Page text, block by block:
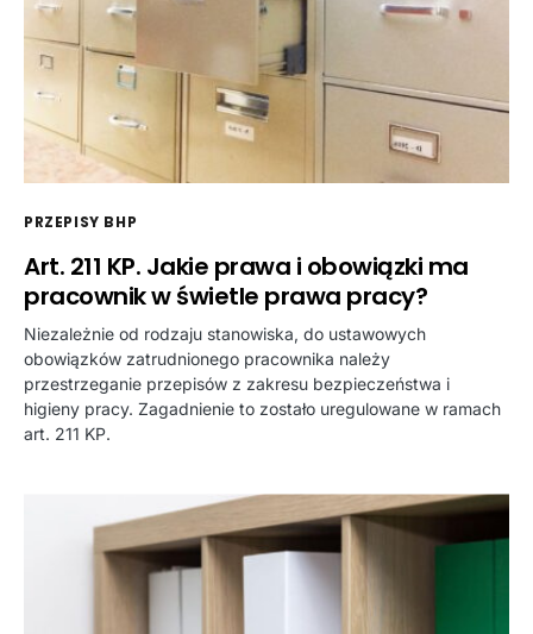
PRZEPISY BHP
Art. 211 KP. Jakie prawa i obowiązki ma
pracownik w świetle prawa pracy?
Niezależnie od rodzaju stanowiska, do ustawowych
obowiązków zatrudnionego pracownika należy
przestrzeganie przepisów z zakresu bezpieczeństwa i
higieny pracy. Zagadnienie to zostało uregulowane w ramach
art. 211 KP.